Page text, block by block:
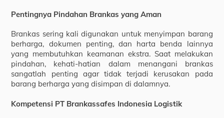
Pentingnya Pindahan Brankas yang Aman
Brankas sering kali digunakan untuk menyimpan barang
berharga, dokumen penting, dan harta benda lainnya
yang membutuhkan keamanan ekstra. Saat melakukan
pindahan, kehati-hatian dalam menangani brankas
sangatlah penting agar tidak terjadi kerusakan pada
barang berharga yang disimpan di dalamnya.
Kompetensi PT Brankassafes Indonesia Logistik